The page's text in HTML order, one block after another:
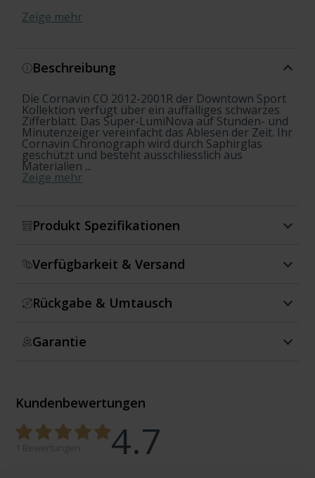
Zeige mehr
Beschreibung
Die Cornavin CO 2012-2001R der Downtown Sport
Kollektion verfügt über ein auffälliges schwarzes
Zifferblatt. Das Super-LumiNova auf Stunden- und
Minutenzeiger vereinfacht das Ablesen der Zeit. Ihr
Cornavin Chronograph wird durch Saphirglas
geschützt und besteht ausschliesslich aus
Materialien ...
Zeige mehr
Produkt Spezifikationen
Verfügbarkeit & Versand
Rückgabe & Umtausch
Garantie
Kundenbewertungen
4.7